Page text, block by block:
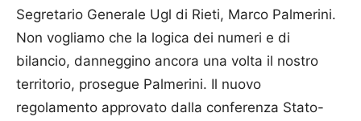
Segretario Generale Ugl di Rieti, Marco Palmerini.
Non vogliamo che la logica dei numeri e di
bilancio, danneggino ancora una volta il nostro
territorio, prosegue Palmerini. Il nuovo
regolamento approvato dalla conferenza Stato-